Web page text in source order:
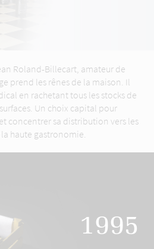
Roland-Billecart, amateur de
prend les rênes de la maison. Il
en rachetant tous les stocks de
Un choix capital pour
concentrer sa distribution vers les
haute gastronomie.
1995